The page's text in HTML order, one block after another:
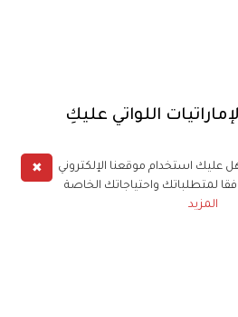
اللواتي عليكِ
✖
عليك استخدام موقعنا الإلكتروني
لمتطلباتك واحتياجاتك الخاصة
المزيد